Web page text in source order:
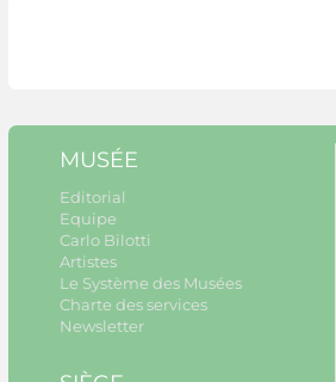
MUSÉE
Editorial
Equipe
Carlo Bilotti
Artistes
Le Système des Musées
Charte des services
Newsletter